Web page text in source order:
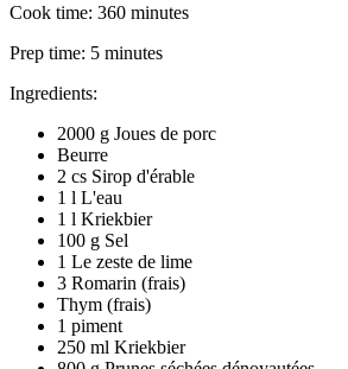
Cook time: 360 minutes
Prep time: 5 minutes
Ingredients:
2000 g Joues de porc
Beurre
2 cs Sirop d'érable
1 l L'eau
1 l Kriekbier
100 g Sel
1 Le zeste de lime
3 Romarin (frais)
Thym (frais)
1 piment
250 ml Kriekbier